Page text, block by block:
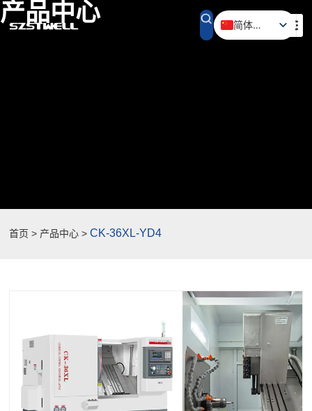
简体中文
产品中心
首页 > 产品中心 >CK-36XL-YD4